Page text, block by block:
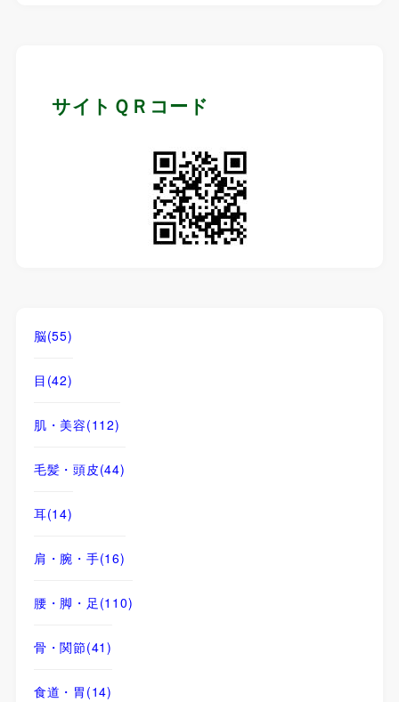
サイトＱＲコード
脳(55)
目 (42)
肌・美容(112)
毛髪・頭皮(44)
耳(14)
肩・腕・手(16)
腰・脚・足 (110)
骨・関節(41)
食道・胃 (14)